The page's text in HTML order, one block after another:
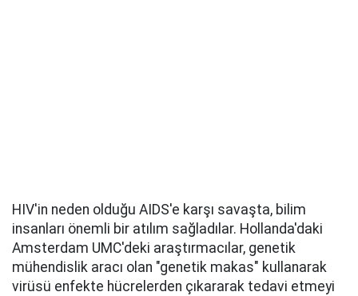
HIV'in neden olduğu AIDS'e karşı savaşta, bilim
insanları önemli bir atılım sağladılar. Hollanda'daki
Amsterdam UMC'deki araştırmacılar, genetik
mühendislik aracı olan "genetik makas" kullanarak
virüsü enfekte hücrelerden çıkararak tedavi etmeyi